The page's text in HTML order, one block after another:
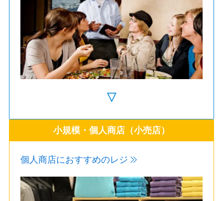
▽
小規模・個人商店（小売店）
個人商店におすすめのレジ